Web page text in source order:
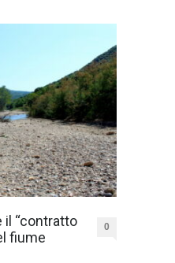
il “contratto
fiume
0